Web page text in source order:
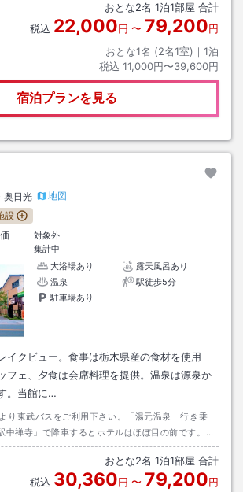
おとな2名 1泊1部屋 合計
税込 22,000円 〜 79,200円
おとな1名 (2名1室)｜ 1泊
税込 11,000円〜39,600円
宿泊プランを見る
奥日光
地図
設
対象外
集計中
大浴場あり
露天風呂あり
温泉
駅徒歩5分
駐車場あり
イクビュー。食事は栃木県産の食材を使用
フェ、夕食は会席料理を提供。温泉は源泉か
。当館に…
り東武バスをご利用下さい。「湯元温泉」行き乗
中禅寺」で降車するとホテルはほぼ目の前です。
車、終点降車後徒歩約１０分です。
おとな2名 1泊1部屋 合計
税込 30,360円 〜 79,200円